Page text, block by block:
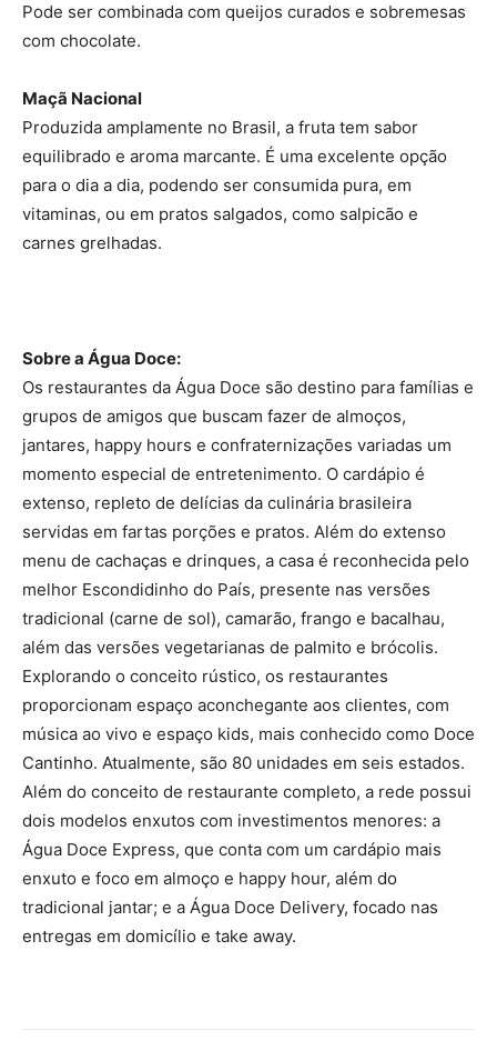
Pode ser combinada com queijos curados e sobremesas
com chocolate.
Maçã Nacional
Produzida amplamente no Brasil, a fruta tem sabor
equilibrado e aroma marcante. É uma excelente opção
para o dia a dia, podendo ser consumida pura, em
vitaminas, ou em pratos salgados, como salpicão e
carnes grelhadas.
Sobre a Água Doce:
Os restaurantes da Água Doce são destino para famílias e
grupos de amigos que buscam fazer de almoços,
jantares, happy hours e confraternizações variadas um
momento especial de entretenimento. O cardápio é
extenso, repleto de delícias da culinária brasileira
servidas em fartas porções e pratos. Além do extenso
menu de cachaças e drinques, a casa é reconhecida pelo
melhor Escondidinho do País, presente nas versões
tradicional (carne de sol), camarão, frango e bacalhau,
além das versões vegetarianas de palmito e brócolis.
Explorando o conceito rústico, os restaurantes
proporcionam espaço aconchegante aos clientes, com
música ao vivo e espaço kids, mais conhecido como Doce
Cantinho. Atualmente, são 80 unidades em seis estados.
Além do conceito de restaurante completo, a rede possui
dois modelos enxutos com investimentos menores: a
Água Doce Express, que conta com um cardápio mais
enxuto e foco em almoço e happy hour, além do
tradicional jantar; e a Água Doce Delivery, focado nas
entregas em domicílio e take away.